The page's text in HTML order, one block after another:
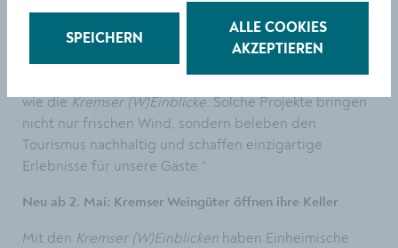
entwickelt sich stetig nach oben – das ist eine
erfreuliche Entwicklung, die zeigt, dass wir gemeinsam
auf dem richtigen Weg sind. Besonders freue ich mich,
wie dieKremser (W)Einblicke. Solche Projekte bringen
nicht nur frischen Wind, sondern beleben den
Tourismus nachhaltig und schaffen einzigartige
Erlebnisse für unsere Gäste.“
Neu ab 2. Mai: Kremser Weingüter öffnen ihre Keller
Mit den Kremser (W)Einblicken haben Einheimische
SPEICHERN
ALLE COOKIES
AKZEPTIEREN